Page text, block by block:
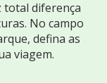
total diferença
No campo
defina as
viagem.